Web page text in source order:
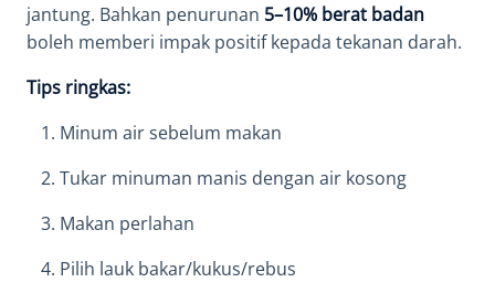
jantung. Bahkan penurunan 5–10% berat badan
boleh memberi impak positif kepada tekanan darah.
Tips ringkas:
Minum air sebelum makan
Tukar minuman manis dengan air kosong
Makan perlahan
Pilih lauk bakar/kukus/rebus